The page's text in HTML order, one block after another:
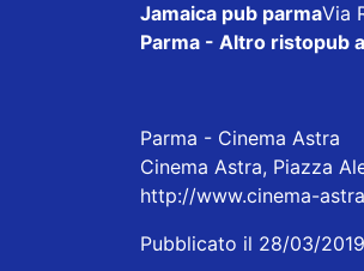
Jamaica pub parmaVia
Parma - Altro ristopub
Parma - Cinema Astra
Cinema Astra, Piazza
http://www.cinema-
Pubblicato il 28/03/2019